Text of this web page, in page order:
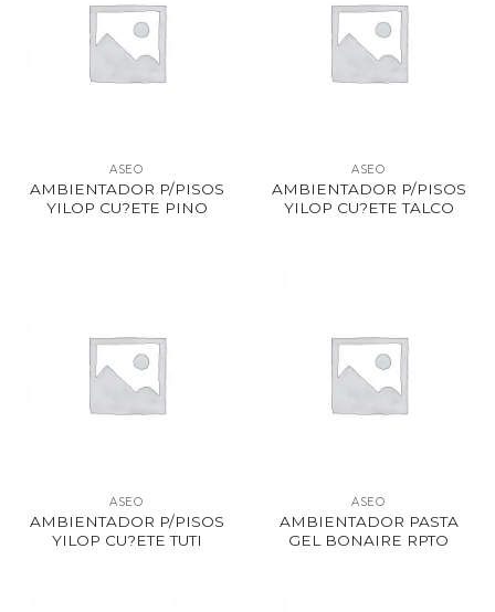
ASEO
AMBIENTADOR P/PISOS
YILOP CU?ETE PINO
ASEO
AMBIENTADOR P/PISOS
YILOP CU?ETE TALCO
ASEO
AMBIENTADOR P/PISOS
YILOP CU?ETE TUTI
ASEO
AMBIENTADOR PASTA
GEL BONAIRE RPTO